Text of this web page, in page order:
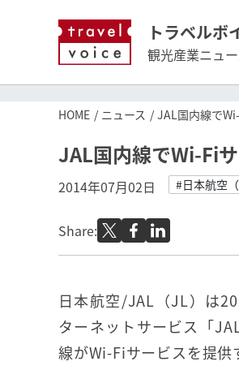
トラベルボ
観光産業ニュ
HOME ニュース JAL国内線で
JAL国内線でWi-Fi
2014年07月02日 #日本航空（
Share:
日本航空/JAL（JL）は
ターネットサービス「
線がWi-Fiサービスを提供